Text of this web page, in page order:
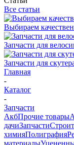
Все статьи
Выбираем
Запчасти для
Запчасти для
Главная
-
Каталог
-
Запчасти
АкбПрочие товары
дачиЗапчасти
химияПолиграфия
материалы